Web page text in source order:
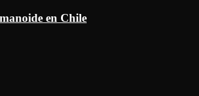
en Chile